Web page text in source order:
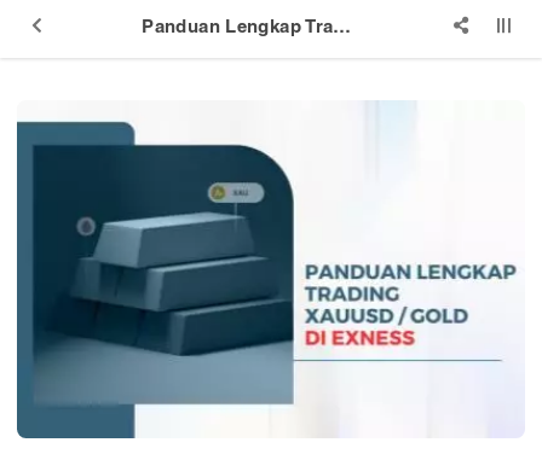
Panduan Lengkap Trading Emas di Exness